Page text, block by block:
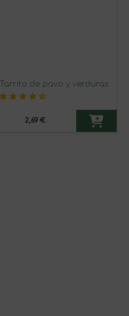
Tarrito de pavo y verduras
2,69 €